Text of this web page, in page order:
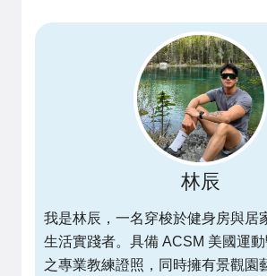
林辰
我是林辰，一名穿梭於健身房與居
生活實踐者。具備 ACSM 美國運
之專業教練證照，同時擁有景觀園